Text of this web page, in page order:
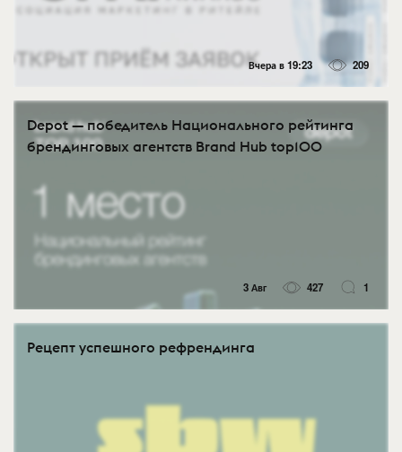
Вчера в 19:23 209
Depot — победитель Национального рейтинга
брендинговых агентств Brand Hub top100
3 Авг 427 1
Рецепт успешного рефрендинга